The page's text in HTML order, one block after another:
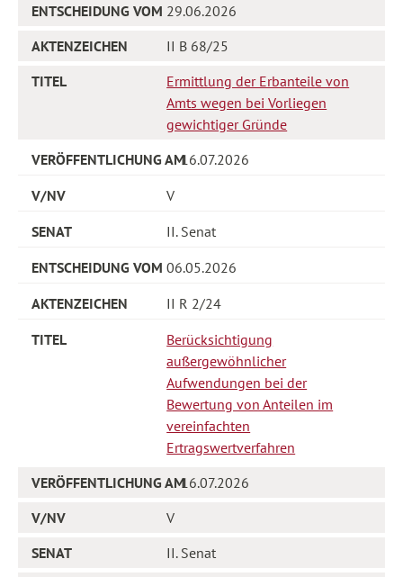
29.06.2026
II B 68/25
Ermittlung der Erbanteile von
Amts wegen bei Vorliegen
gewichtiger Gründe
16.07.2026
V
II. Senat
06.05.2026
II R 2/24
Berücksichtigung
außergewöhnlicher
Aufwendungen bei der
Bewertung von Anteilen im
vereinfachten
Ertragswertverfahren
16.07.2026
V
II. Senat